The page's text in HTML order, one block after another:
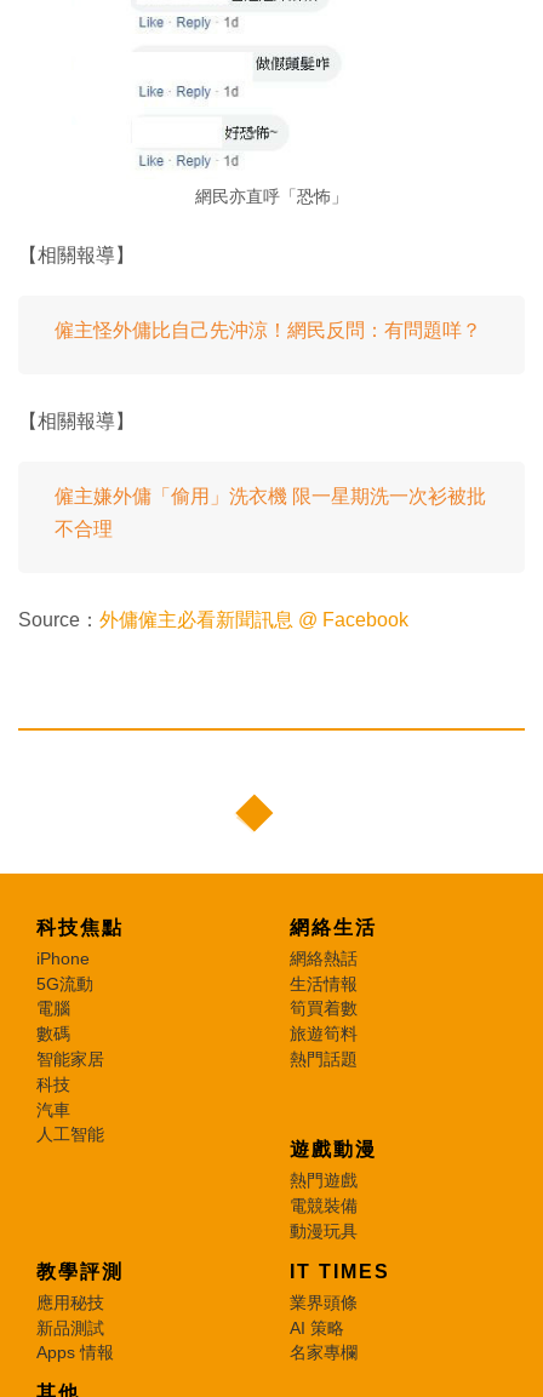
網民亦直呼「恐怖」
【相關報導】
僱主怪外傭比自己先沖涼！網民反問：有問題咩？
【相關報導】
僱主嫌外傭「偷用」洗衣機 限一星期洗一次衫被批
不合理
Source： 外傭僱主必看新聞訊息 @ Facebook
科技焦點
iPhone
5G流動
電腦
數碼
智能家居
科技
汽車
人工智能
網絡生活
網絡熱話
生活情報
筍買着數
旅遊筍料
熱門話題
遊戲動漫
熱門遊戲
電競裝備
動漫玩具
教學評測
應用秘技
新品測試
Apps 情報
IT TIMES
業界頭條
AI 策略
名家專欄